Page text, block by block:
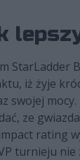
StarLadder
iż żyje
swojej
ze
rating
turnieju nie